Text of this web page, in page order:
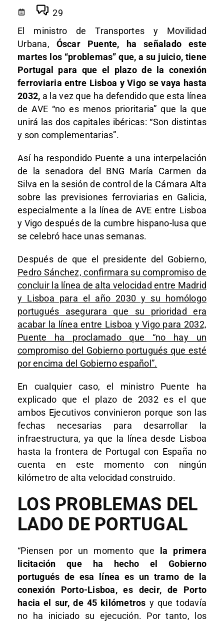
29
El ministro de Transportes y Movilidad
Urbana, Óscar Puente, ha señalado este
martes los “problemas” que, a su juicio, tiene
Portugal para que el plazo de la conexión
ferroviaria entre Lisboa y Vigo se vaya hasta
2032, a la vez que ha defendido que esta línea
de AVE “no es menos prioritaria” que la que
unirá las dos capitales ibéricas: “Son distintas
y son complementarias”.
Así ha respondido Puente a una interpelación
de la senadora del BNG María Carmen da
Silva en la sesión de control de la Cámara Alta
sobre las previsiones ferroviarias en Galicia,
especialmente a la línea de AVE entre Lisboa
y Vigo después de la cumbre hispano-lusa que
se celebró hace unas semanas.
Después de que el presidente del Gobierno,
Pedro Sánchez, confirmara su compromiso de
concluir la línea de alta velocidad entre Madrid
y Lisboa para el año 2030 y su homólogo
portugués asegurara que su prioridad era
acabar la línea entre Lisboa y Vigo para 2032,
Puente ha proclamado que “no hay un
compromiso del Gobierno portugués que esté
por encima del Gobierno español”.
En cualquier caso, el ministro Puente ha
explicado que el plazo de 2032 es el que
ambos Ejecutivos convinieron porque son las
fechas necesarias para desarrollar la
infraestructura, ya que la línea desde Lisboa
hasta la frontera de Portugal con España no
cuenta en este momento con ningún
kilómetro de alta velocidad construido.
LOS PROBLEMAS DEL
LADO DE PORTUGAL
“Piensen por un momento que
la primera
licitación que ha hecho el Gobierno
portugués de esa línea es un tramo de la
conexión Porto-Lisboa, es decir, de Porto
hacia el sur, de 45 kilómetros y que todavía
no ha iniciado su ejecución. Por tanto, los